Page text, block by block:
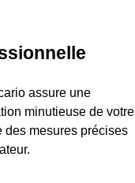
assure une
minutieuse de votre
des mesures précises